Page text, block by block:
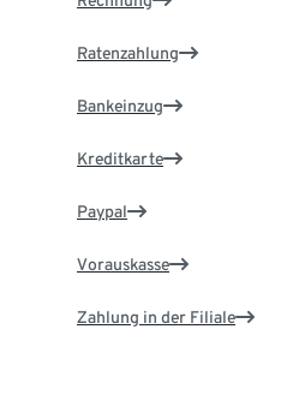
Ratenzahlung
Bankeinzug
Kreditkarte
Paypal
Vorauskasse
Zahlung in der Filiale